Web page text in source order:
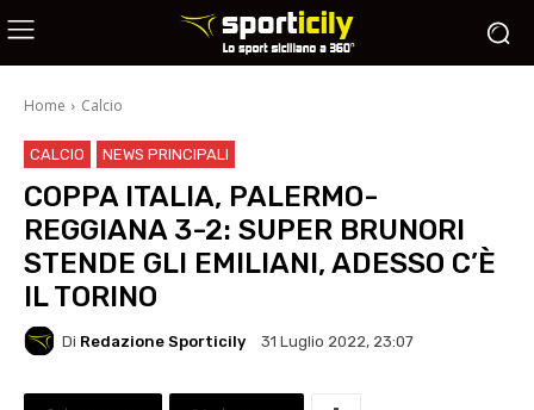
Home Calcio
CALCIO NEWS PRINCIPALI
COPPA ITALIA, PALERMO-
REGGIANA 3-2: SUPER BRUNORI
STENDE GLI EMILIANI, ADESSO C’È
IL TORINO
Di Redazione Sporticily 31 Luglio 2022, 23:07